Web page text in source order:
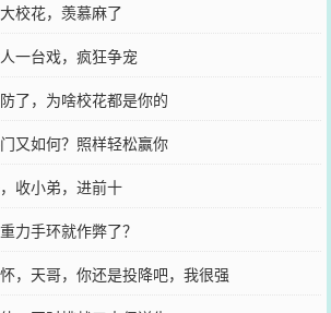
校花，羡慕麻了
一台戏，疯狂争宠
了，为啥校花都是你的
又如何？照样轻松赢你
收小弟，进前十
力手环就作弊了？
，天哥，你还是投降吧，我很强